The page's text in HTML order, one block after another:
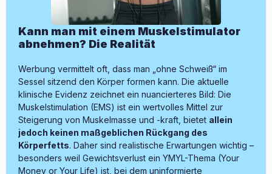
Kann man mit einem Muskelstimulator
abnehmen? Die Realität
Werbung vermittelt oft, dass man „ohne Schweiß“ im
Sessel sitzend den Körper formen kann. Die aktuelle
klinische Evidenz zeichnet ein nuancierteres Bild: Die
Muskelstimulation (EMS) ist ein wertvolles Mittel zur
Steigerung von Muskelmasse und -kraft, bietet allein
jedoch keinen maßgeblichen Rückgang des
Körperfetts. Daher sind realistische Erwartungen wichtig –
besonders weil Gewichtsverlust ein YMYL-Thema (Your
Money or Your Life) ist, bei dem uninformierte